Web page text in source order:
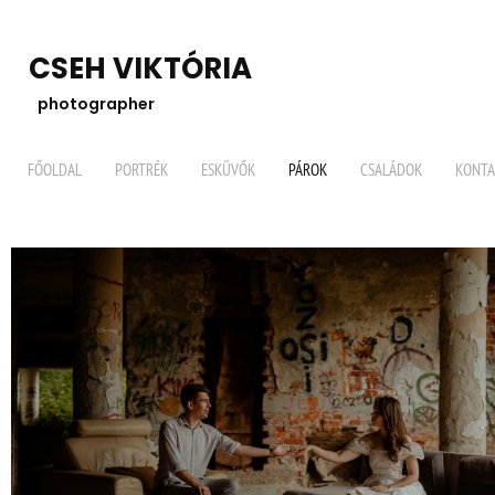
CSEH VIKTÓRIA
photographer
FŐOLDAL PORTRÉK ESKÜVŐK PÁROK CSALÁDOK